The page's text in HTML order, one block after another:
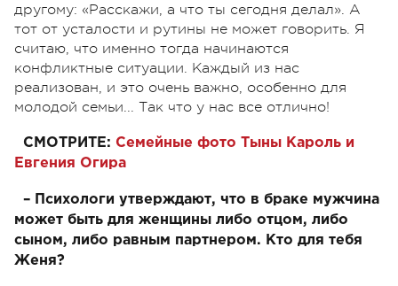
другому: «Расскажи, а что ты сегодня делал». А
тот от усталости и рутины не может говорить. Я
считаю, что именно тогда начинаются
конфликтные ситуации. Каждый из нас
реализован, и это очень важно, особенно для
молодой семьи... Так что у нас все отлично!
СМОТРИТЕ: Семейные фото Тыны Кароль и
Евгения Огира
– Психологи утверждают, что в браке мужчина
может быть для женщины либо отцом, либо
сыном, либо равным партнером. Кто для тебя
Женя?